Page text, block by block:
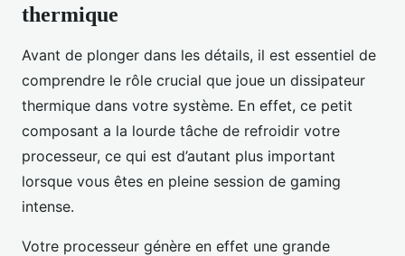
thermique
Avant de plonger dans les détails, il est essentiel de
comprendre le rôle crucial que joue un dissipateur
thermique dans votre système. En effet, ce petit
composant a la lourde tâche de refroidir votre
processeur, ce qui est d’autant plus important
lorsque vous êtes en pleine session de gaming
intense.
Votre processeur génère en effet une grande